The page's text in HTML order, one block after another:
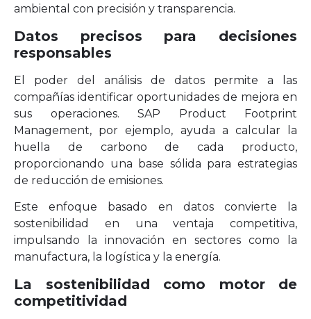
ambiental con precisión y transparencia.
Datos precisos para decisiones
responsables
El poder del análisis de datos permite a las
compañías identificar oportunidades de mejora en
sus operaciones. SAP Product Footprint
Management, por ejemplo, ayuda a calcular la
huella de carbono de cada producto,
proporcionando una base sólida para estrategias
de reducción de emisiones.
Este enfoque basado en datos convierte la
sostenibilidad en una ventaja competitiva,
impulsando la innovación en sectores como la
manufactura, la logística y la energía.
La sostenibilidad como motor de
competitividad